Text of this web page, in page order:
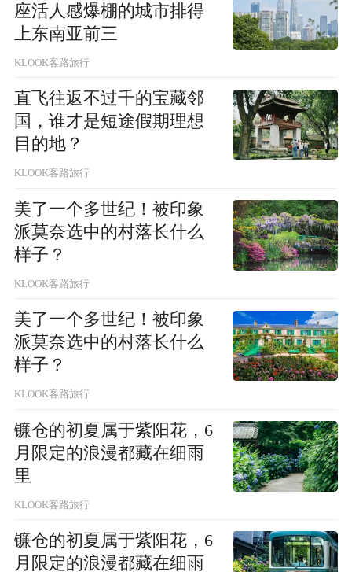
座活人感爆棚的城市排得
上东南亚前三
KLOOK客路旅行
直飞往返不过千的宝藏邻
国，谁才是短途假期理想
目的地？
KLOOK客路旅行
美了一个多世纪！被印象
派莫奈选中的村落长什么
样子？
KLOOK客路旅行
美了一个多世纪！被印象
派莫奈选中的村落长什么
样子？
KLOOK客路旅行
镰仓的初夏属于紫阳花，6
月限定的浪漫都藏在细雨
里
KLOOK客路旅行
镰仓的初夏属于紫阳花，6
月限定的浪漫都藏在细雨